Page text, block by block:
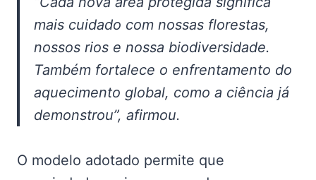
mais cuidado com nossas florestas,
nossos rios e nossa biodiversidade.
Também fortalece o enfrentamento do
aquecimento global, como a ciência já
demonstrou”, afirmou.
O modelo adotado permite que